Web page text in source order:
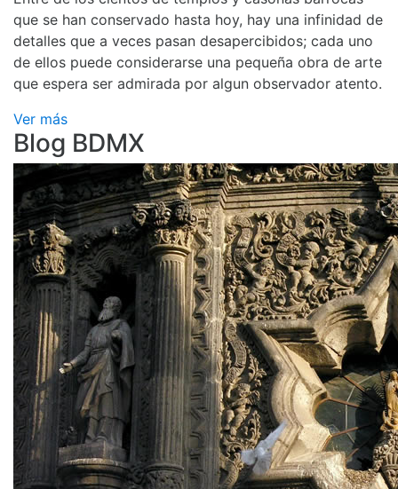
que se han conservado hasta hoy, hay una infinidad de
detalles que a veces pasan desapercibidos; cada uno
de ellos puede considerarse una pequeña obra de arte
que espera ser admirada por algun observador atento.
Ver más
Blog BDMX